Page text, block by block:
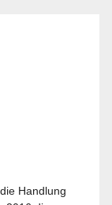
Handlung